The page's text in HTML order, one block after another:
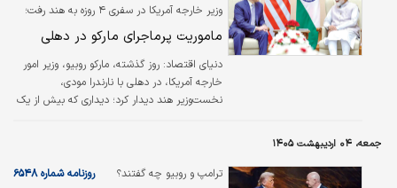
وزیر خارجه آمریکا در سفری ۴ روزه به هند رفت؛
ماموریت پرماجرای مارکو در دهلی
دنیای اقتصاد: روز گذشته، مارکو روبیو، وزیر امور
خارجه آمریکا، در دهلی با نارندرا مودی،
نخست‌وزیر هند دیدار کرد؛ دیداری که بیش از یک
برای حضور در کاخ سفید دعوت به عمل آورد.
جمعه، ۰۴ اردیبهشت ۱۴۰۵
ترامپ و روبیو چه گفتند؟ روزنامه شماره ۶۵۴۸